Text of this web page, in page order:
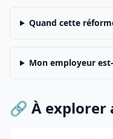
Quand cette
Mon employeur
🔗 À explorer